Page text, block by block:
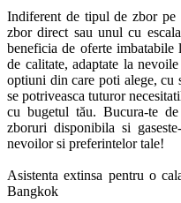
Indiferent de tipul de zbor
zbor direct sau unul cu
beneficia de oferte
de calitate, adaptate la
optiuni din care poti alege, cu
se potriveasca tuturor
cu bugetul tău. Bucura-te
zboruri disponibila si
nevoilor si preferintelor tale!
Asistenta extinsa pentru o
Bangkok